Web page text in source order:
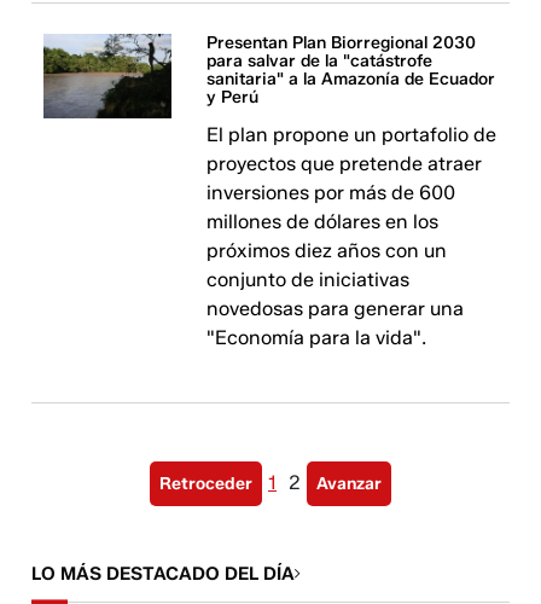
Presentan Plan Biorregional 2030
para salvar de la "catástrofe
sanitaria" a la Amazonía de Ecuador
y Perú
El plan propone un portafolio de
proyectos que pretende atraer
inversiones por más de 600
millones de dólares en los
próximos diez años con un
conjunto de iniciativas
novedosas para generar una
"Economía para la vida".
Retroceder 1 2 Avanzar
LO MÁS DESTACADO DEL DÍA